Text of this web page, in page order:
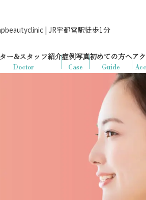
| JR宇都宮駅徒歩1分
Doctor
ー&スタッフ紹介
Case
症例写真
Guide
初めての方へア